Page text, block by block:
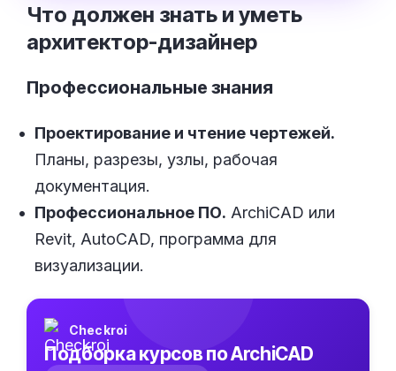
Что должен знать и уметь
архитектор-дизайнер
Профессиональные знания
Проектирование и чтение чертежей.
Планы, разрезы, узлы, рабочая
документация.
Профессиональное ПО. ArchiCAD или
Revit, AutoCAD, программа для
визуализации.
Checkroi
Подборка курсов по ArchiCAD